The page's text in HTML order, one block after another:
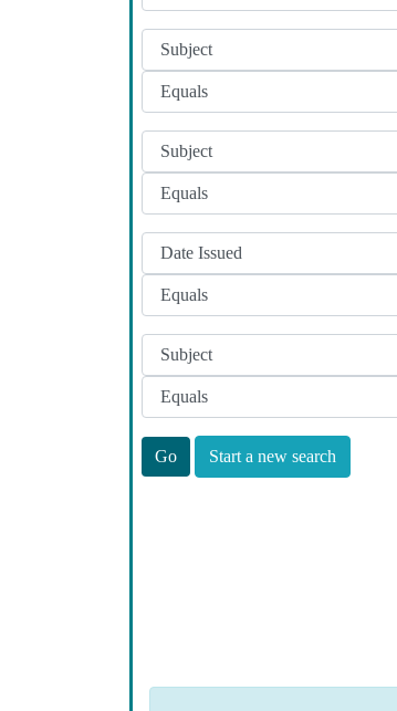
Start a new search